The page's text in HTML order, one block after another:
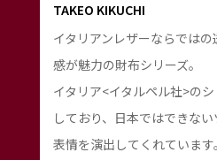
TAKEO KIKUCHI
イタリアンレザーならでは
感が魅力の財布シリーズ。
イタリア<イタルペル社>の
しており、日本ではできな
表情を演出してくれていま